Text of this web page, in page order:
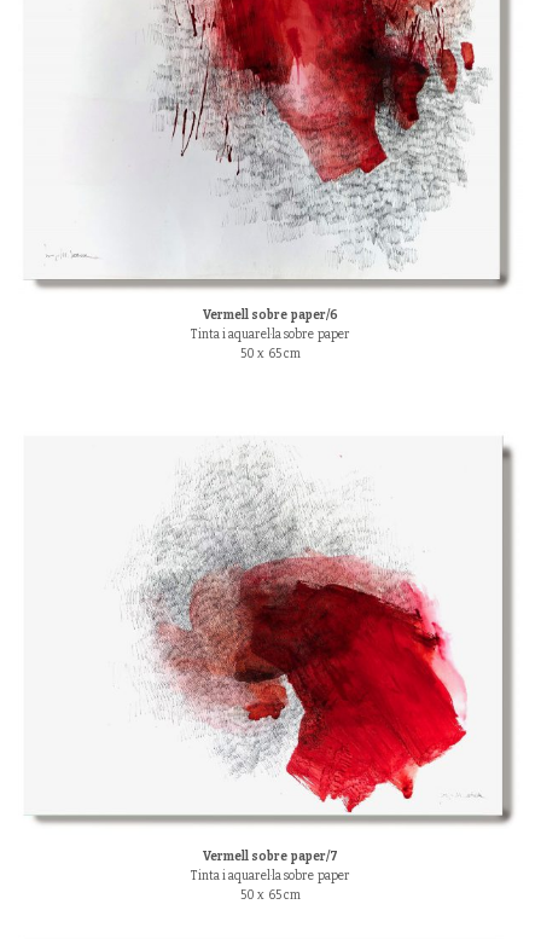
Vermell sobre paper/6
Tinta i aquarel·la sobre paper
50 x 65 cm
Vermell sobre paper/7
Tinta i aquarel·la sobre paper
50 x 65 cm